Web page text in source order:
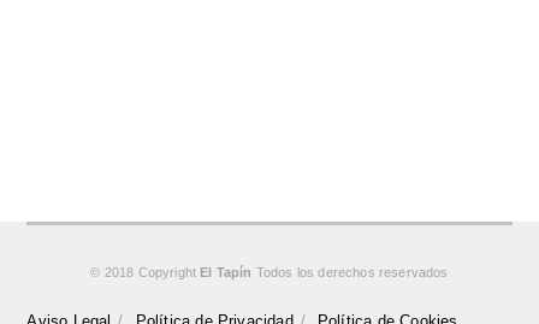
© 2018 Copyright El Tapín Todos los derechos reservados